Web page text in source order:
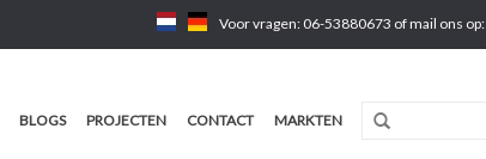
Voor vragen: 06-53880673 of mail ons op:
BLOGS PROJECTEN CONTACT MARKTEN